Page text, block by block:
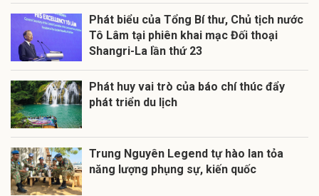
Phát biểu của Tổng Bí thư, Chủ tịch nước
Tô Lâm tại phiên khai mạc Đối thoại
Shangri-La lần thứ 23
Phát huy vai trò của báo chí thúc đẩy
phát triển du lịch
Trung Nguyên Legend tự hào lan tỏa
năng lượng phụng sự, kiến quốc